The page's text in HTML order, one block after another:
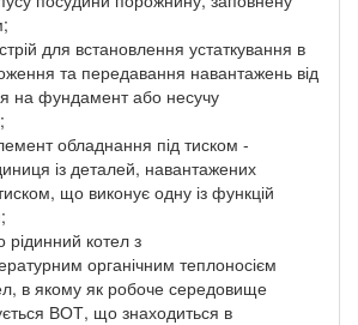
для встановлення устаткування в
та передавання навантажень від
на фундамент або несучу
обладнання під тиском -
із деталей, навантажених
що виконує одну із функцій
рідинний котел з
органічним теплоносієм
в якому як робоче середовище
ВОТ, що знаходиться в